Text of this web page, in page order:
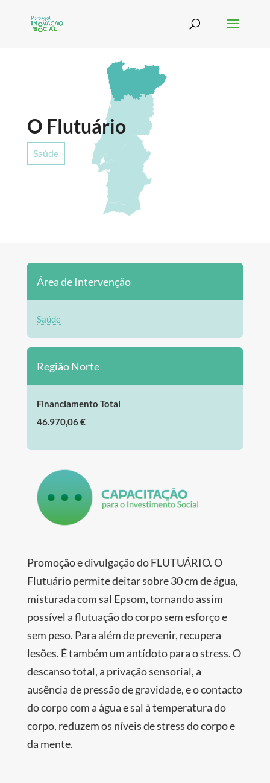
O Flutuário
Saúde
Área de Intervenção
Saúde
Região Norte
Financiamento Total
46.970,06 €
Promoção e divulgação do FLUTUÁRIO. O
Flutuário permite deitar sobre 30 cm de água,
misturada com sal Epsom, tornando assim
possível a flutuação do corpo sem esforço e
sem peso. Para além de prevenir, recupera
lesões. É também um antídoto para o stress. O
descanso total, a privação sensorial, a
ausência de pressão de gravidade, e o contacto
do corpo com a água e sal à temperatura do
corpo, reduzem os níveis de stress do corpo e
da mente.